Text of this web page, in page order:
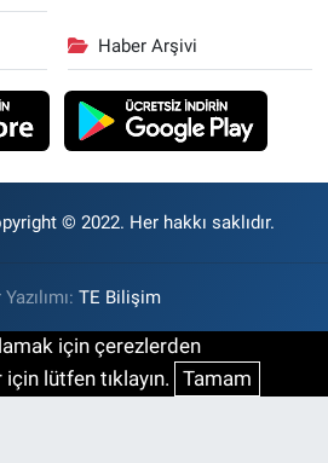
Haber Arşivi
© 2022. Her hakkı saklıdır.
TE Bilişim
için çerezlerden
lütfen tıklayın. Tamam